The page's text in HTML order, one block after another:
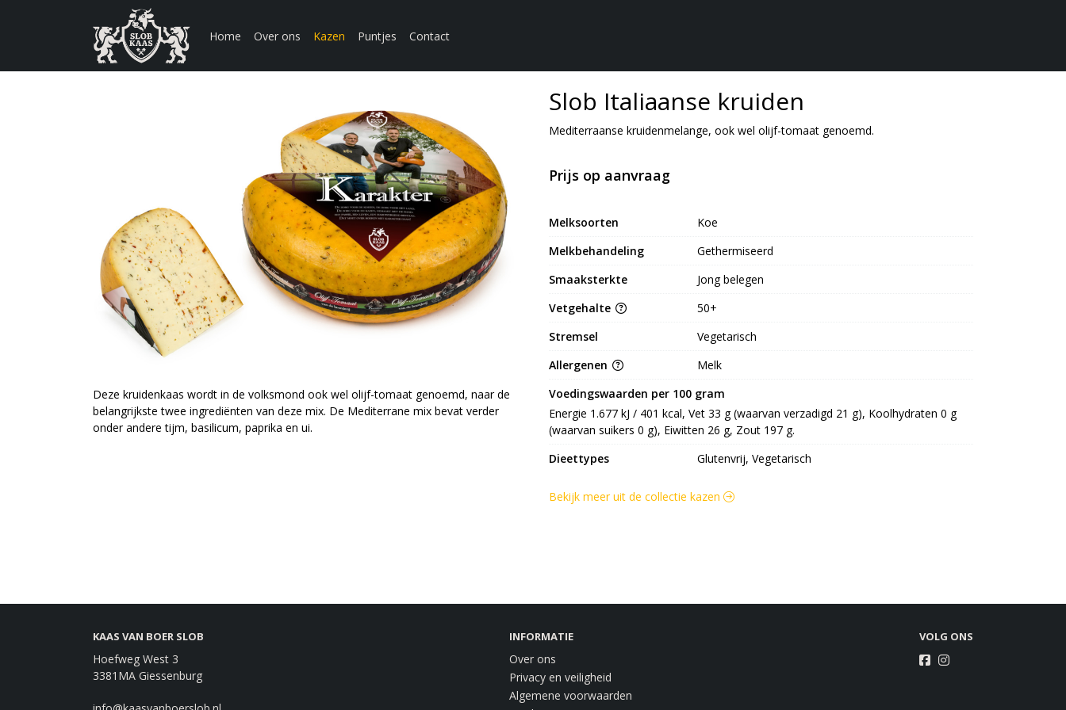
Home Over ons Kazen Puntjes Contact
Deze kruidenkaas wordt in de volksmond ook wel olijf-tomaat genoemd, naar de
belangrijkste twee ingrediënten van deze mix. De Mediterrane mix bevat verder
onder andere tijm, basilicum, paprika en ui.
Slob Italiaanse kruiden
Mediterraanse kruidenmelange, ook wel olijf-tomaat genoemd.
Prijs op aanvraag
Melksoorten
Koe
Melkbehandeling
Gethermiseerd
Smaaksterkte
Jong belegen
Vetgehalte
50+
Stremsel
Vegetarisch
Allergenen
Melk
Voedingswaarden per 100 gram
Energie 1.677 kJ / 401 kcal, Vet 33 g (waarvan verzadigd 21 g), Koolhydraten 0 g
(waarvan suikers 0 g), Eiwitten 26 g, Zout 197 g.
Dieettypes
Glutenvrij, Vegetarisch
Bekijk meer uit de collectie kazen
KAAS VAN BOER SLOB
Hoefweg West 3
3381MA Giessenburg
INFORMATIE
Over ons
Privacy en veiligheid
Algemene voorwaarden
VOLG ONS